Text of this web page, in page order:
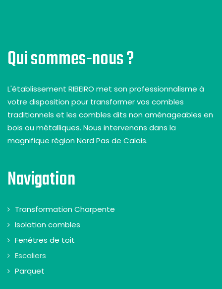
Qui sommes-nous ?
L'établissement RIBEIRO met son professionnalisme à
votre disposition pour transformer vos combles
traditionnels et les combles dits non aménageables en
bois ou métalliques. Nous intervenons dans la
magnifique région Nord Pas de Calais.
Navigation
Transformation Charpente
Isolation combles
Fenêtres de toit
Escaliers
Parquet